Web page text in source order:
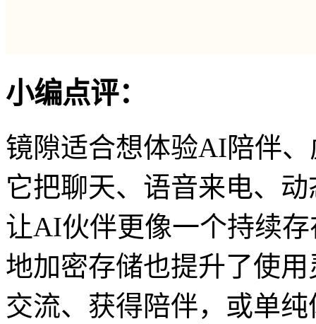
小编点评：
镜隙适合想体验AI陪伴
它把聊天、语音来电、
让AI伙伴更像一个持续
地加密存储也提升了使
交流、获得陪伴，或单